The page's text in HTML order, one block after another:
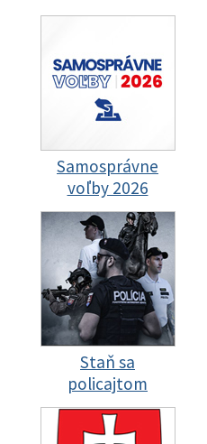
Samosprávne
voľby 2026
Staň sa
policajtom